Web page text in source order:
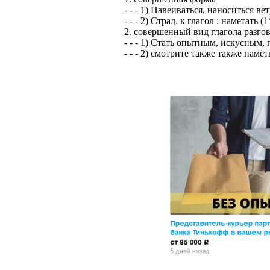
ПРОЦЕСС
приглашение от
работодателем
Лицензия по
ВОЗМОЖНО
Также
А также
упаковщик,
# работа за
# работа за
#
#
ЗАДАЧИ
Доставлять
Подписывать
установке
Пожалуйста,
Опыт не
региональный
курьер
В таких
Открытие,
А также в
В
- - - 1) Навеиваться, наноситься
- - - 2) Страд. к глагол : наметать
2. совершенный вид глагола
- - - 1) Стать опытным, искусным,
- - - 2) смотрите также также